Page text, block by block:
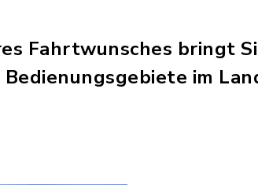
Fahrtwunsches bringt
im